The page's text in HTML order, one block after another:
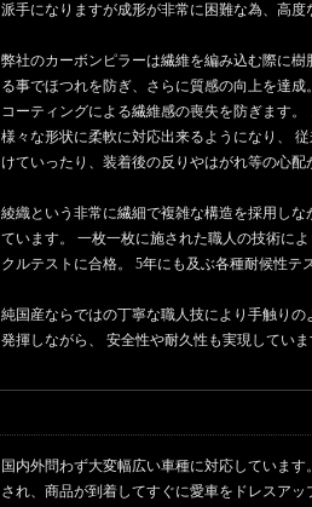
派手になりますが成形が非常に困難な為、高度
弊社のカーボンピラーは繊維を編み込む際に
る事でほつれを防ぎ、さらに質感の向上を達
コーティングによる繊維感の喪失を防ぎます
様々な形状に柔軟に対応出来るようになり、
けていったり、装着後の反りやはがれ等の心配
綾織という非常に繊細で複雑な構造を採用し
ています。 一枚一枚に施された職人の技術に
クルテストに合格。 5年にも及ぶ各種耐候性テ
純国産ならではの丁寧な職人技により手触り
発揮しながら、 安全性や耐久性も実現していま
国内外問わず大変幅広い車種に対応していま
され、商品が到着してすぐに愛車をドレスア